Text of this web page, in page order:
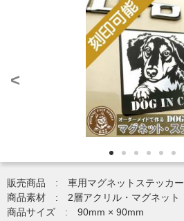
<
販売商品 : 車用マグネットステッカー
商品素材 : 2層アクリル・マグネット
商品サイズ : 90mm × 90mm